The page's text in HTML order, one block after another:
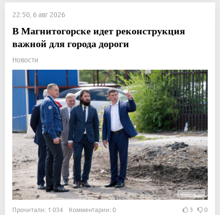
22:50, 6 авг 2026
В Магнитогорске идет реконструкция
важной для города дороги
Новости
Прочитали: 1 034 Комментарии: 0 3 0